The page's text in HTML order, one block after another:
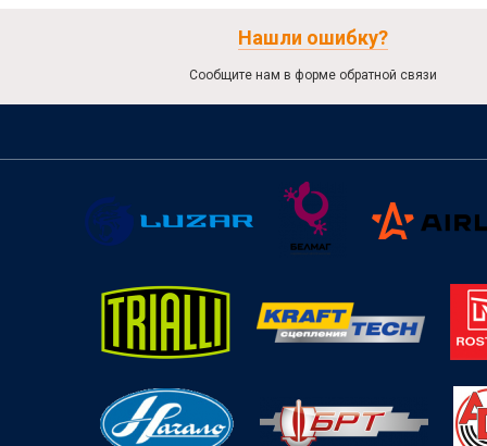
Нашли ошибку?
Сообщите нам в форме обратной связи